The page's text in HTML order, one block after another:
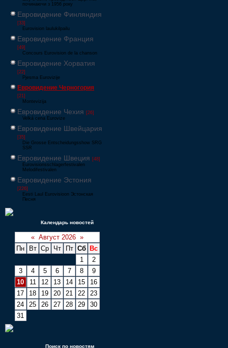
починаючи з 1956 року
Евровидение Финляндия
[33]
Eurovision laulukilpailu
Евровидение Франция
[49]
Concours Eurovision de la chanson
Евровидение Хорватия
[22]
Pjesma Eurovizije
Евровидение Черногория
[21]
Montevizija
Евровидение Чехия [26]
Velká cena Eurovize
Евровидение Швейцария
[35]
Die Grosse Entscheidungsshow SRG
SSR
Евровидение Швеция [48]
Eurovisionsschlagerfestivalen
Melodifestivalen
Евровидение Эстония
[226]
Eesti Laul Eurovisioon Эстонская
Песня
Календарь новостей
« Август 2026 »
Пн
Вт Ср Чт Пт Сб
Вс
1
2
3
4 5 6 7 8
9
10
11 12 13 14 15
16
17
18 19 20 21 22
23
24
25 26 27 28 29
30
31
Поиск по новостям